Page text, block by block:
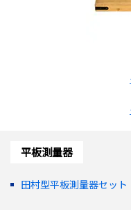
平板測量器
田村型平板測量器セッ